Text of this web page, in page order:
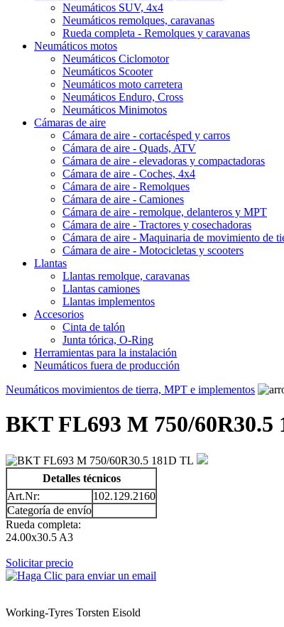
Neumáticos SUV, 4x4
Neumáticos remolques, caravanas
Rueda completa - Remolques y caravanas
Neumáticos motos
Neumáticos Ciclomotor
Neumáticos Scooter
Neumáticos moto carretera
Neumáticos Enduro, Cross
Neumáticos Minimotos
Cámaras de aire
Cámara de aire - cortacésped y carros
Cámara de aire - Quads, ATV
Cámara de aire - elevadoras y compactadoras
Cámara de aire - Coches, 4x4
Cámara de aire - Remolques
Cámara de aire - Camiones
Cámara de aire - remolque, delanteros y MPT
Cámara de aire - Tractores y cosechadoras
Cámara de aire - Maquinaria de movimiento de
Cámara de aire - Motocicletas y scooters
Llantas
Llantas remolque, caravanas
Llantas camiones
Llantas implementos
Accesorios
Cinta de talón
Junta tórica, O-Ring
Herramientas para la instalación
Neumáticos fuera de producción
Neumáticos movimientos de tierra, MPT e implementos
BKT FL693 M 750/60R30.5
Detalles técnicos
Art.Nr:
102.129.2160
Categoría de envío
Rueda completa:
24.00x30.5 A3
Solicitar precio
Working-Tyres Torsten Eisold